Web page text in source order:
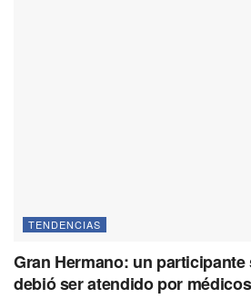
TENDENCIAS
Gran Hermano: un
debió ser atendido por médicos